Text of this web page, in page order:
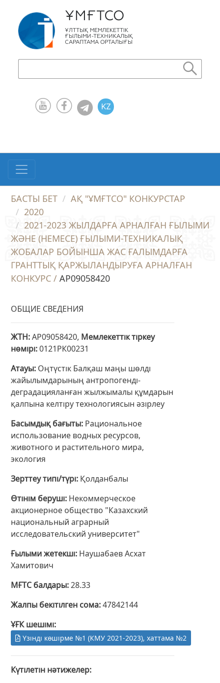
ҰМҒТСО
ҰЛТТЫҚ МЕМЛЕКЕТТІК
ҒЫЛЫМИ-ТЕХНИКАЛЫҚ
САРАПТАМА ОРТАЛЫҒЫ
KZ
БАСТЫ БЕТ
АҚ "ҰМҒТСО" КОНКУРСТАР
2020
2021-2023 ЖЫЛДАРҒА АРНАЛҒАН ҒЫЛЫМИ
ЖӘНЕ (НЕМЕСЕ) ҒЫЛЫМИ-ТЕХНИКАЛЫҚ
ЖОБАЛАР БОЙЫНША ЖАС ҒАЛЫМДАРҒА
ГРАНТТЫҚ ҚАРЖЫЛАНДЫРУҒА АРНАЛҒАН
КОНКУРС /AP09058420
ОБЩИЕ СВЕДЕНИЯ
ЖТН AP09058420, Мемлекеттік тіркеу
нөмірі 0121РК00231
Атауы Оңтүстік Балқаш маңы шөлді
жайылымдарының антропогенді-
деградацияланған жылжымалы құмдарын
қалпына келтіру технологиясын әзірлеу
Басымдық бағыты Рациональное
использование водных ресурсов,
животного и растительного мира,
экология
Зерттеу типі/түрі Қолданбалы
Өтінім беруші Некоммерческое
акционерное общество "Казахский
национальный аграрный
исследовательский университет"
Ғылыми жетекші Наушабаев Асхат
Хамитович
МҒТС балдары 28.33
Жалпы бекітілген сома 47842144
ҰҒК шешімі
Үзінді көшірме №1 (КМУ 2021-2023), хаттама №2
Күтілетін нәтижелер